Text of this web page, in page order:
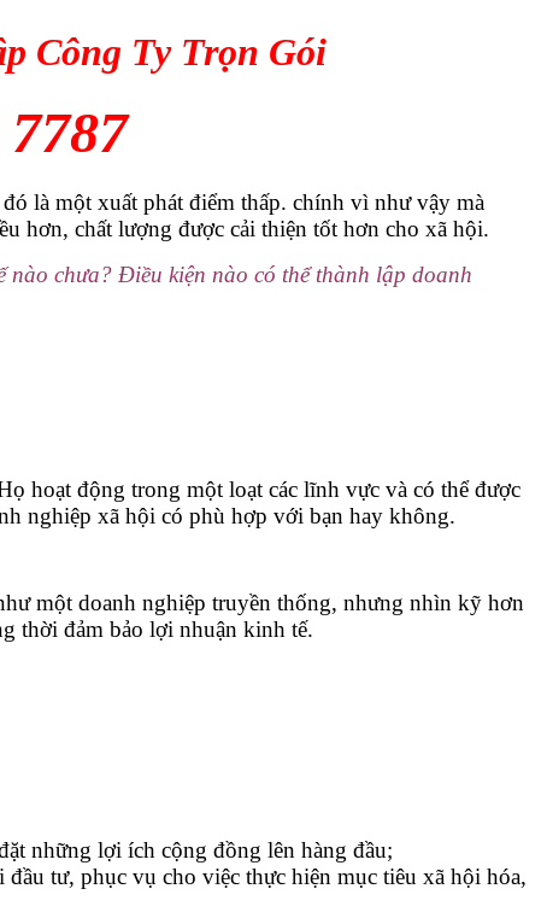
Công Ty Trọn Gói
là một xuất phát điểm thấp. chính vì như vậy mà
hơn, chất lượng được cải thiện tốt hơn cho xã hội.
chưa? Điều kiện nào có thể thành lập doanh
hoạt động trong một loạt các lĩnh vực và có thể được
nghiệp xã hội có phù hợp với bạn hay không.
một doanh nghiệp truyền thống, nhưng nhìn kỹ hơn
thời đảm bảo lợi nhuận kinh tế.
những lợi ích cộng đồng lên hàng đầu;
tư, phục vụ cho việc thực hiện mục tiêu xã hội hóa,